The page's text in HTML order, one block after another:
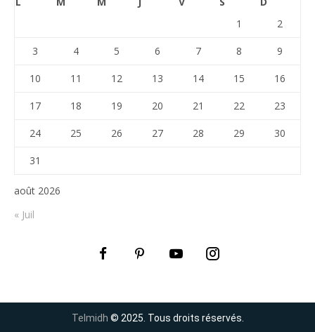
août 2026
1
2
3 4 5 6 7 8 9
10 11 12 13 14 15 16
17 18 19 20 21 22 23
24 25 26 27 28 29 30
31
« Juil
Telmidh © 2025. Tous droits réservés.